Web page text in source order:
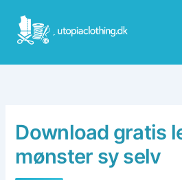
content
Download gratis
mønster sy selv